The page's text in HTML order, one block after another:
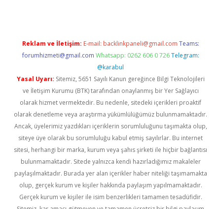
Reklam ve İletişim: E-mail: backlinkpaneli@gmail.com Teams:
forumhizmeti@gmail.com Whatsapp: 0262 606 0 726 Telegram:
@karabul
Yasal Uyarı: Sitemiz, 5651 Sayılı Kanun gereğince Bilgi Teknolojileri
ve İletişim Kurumu (BTK) tarafından onaylanmış bir Yer Sağlayıcı
olarak hizmet vermektedir. Bu nedenle, sitedeki içerikleri proaktif
olarak denetleme veya araştırma yükümlülüğümüz bulunmamaktadır.
Ancak, üyelerimiz yazdıkları içeriklerin sorumluluğunu taşımakta olup,
siteye üye olarak bu sorumluluğu kabul etmiş sayılırlar. Bu internet
sitesi, herhangi bir marka, kurum veya şahıs şirketi ile hiçbir bağlantısı
bulunmamaktadır. Sitede yalnızca kendi hazırladığımız makaleler
paylaşılmaktadır. Burada yer alan içerikler haber niteliği taşımamakta
olup, gerçek kurum ve kişiler hakkında paylaşım yapılmamaktadır.
Gerçek kurum ve kişiler ile isim benzerlikleri tamamen tesadüfidir.